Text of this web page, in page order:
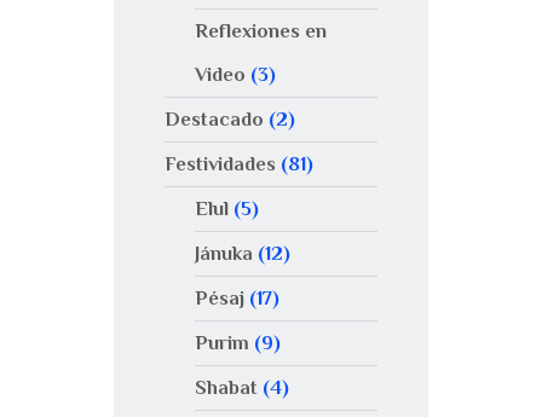
Reflexiones en
Video (3)
Destacado (2)
Festividades (81)
Elul(5)
Jánuka (12)
Pésaj(17)
Purim (9)
Shabat(4)